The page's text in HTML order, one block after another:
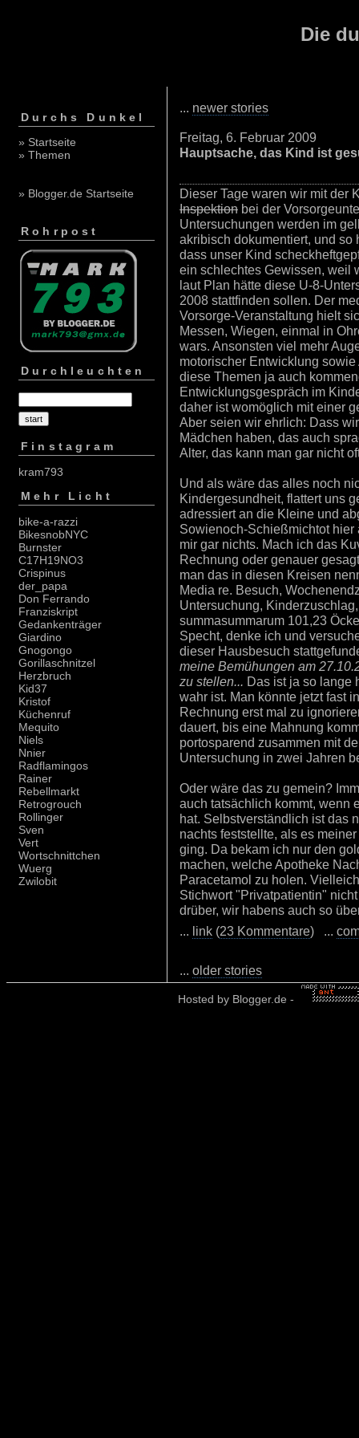
Die
Durchs Dunkel
» Startseite
» Themen
» Blogger.de Startseite
Rohrpost
Durchleuchten
Finstagram
kram793
Mehr Licht
bike-a-razzi
BikesnobNYC
Burnster
C17H19NO3
Crispinus
der_papa
Don Ferrando
Franziskript
Gedankenträger
Giardino
Gnogongo
Gorillaschnitzel
Herzbruch
Kid37
Kristof
Küchenruf
Mequito
Niels
Nnier
Radflamingos
Rainer
Rebellmarkt
Retrogrouch
Rollinger
Sven
Vert
Wortschnittchen
Wuerg
Zwilobit
... newer stories
Freitag, 6. Februar 2009
Hauptsache, das Kind ist
Dieser Tage waren wir mit der
Inspektion bei der
Untersuchungen werden im
akribisch dokumentiert, und
dass unser Kind
ein schlechtes Gewissen, weil
laut Plan hätte diese U-8-
2008 stattfinden sollen. Der
Vorsorge-Veranstaltung hielt
Messen, Wiegen, einmal in
wars. Ansonsten viel mehr
motorischer Entwicklung
diese Themen ja auch
Entwicklungsgespräch im
daher ist womöglich mit einer
Aber seien wir ehrlich: Dass
Mädchen haben, das auch
Alter, das kann man gar nicht
Und als wäre das alles noch
Kindergesundheit, flattert uns
adressiert an die Kleine und
Sowienoch-Schießmichtot hier
mir gar nichts. Mach ich das
Rechnung oder genauer
man das in diesen Kreisen
Media re. Besuch,
Untersuchung,
summasummarum 101,23
Specht, denke ich und
dieser Hausbesuch
meine Bemühungen am
zu stellen... Das ist ja so lange
wahr ist. Man könnte jetzt fast
Rechnung erst mal zu
dauert, bis eine Mahnung
portosparend zusammen mit
Untersuchung in zwei Jahren
Oder wäre das zu gemein?
auch tatsächlich kommt, wenn
hat. Selbstverständlich ist das
nachts feststellte, als es
ging. Da bekam ich nur den
machen, welche Apotheke
Paracetamol zu holen.
Stichwort "Privatpatientin"
drüber, wir habens auch so
... link (23 Kommentare) ...
... older stories
Hosted by Blogger.de -